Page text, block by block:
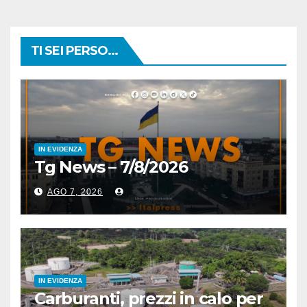
TI SEI PERSO...
IN EVIDENZA
Tg News – 7/8/2026
AGO 7, 2026
IN EVIDENZA
Carburanti, prezzi in calo per